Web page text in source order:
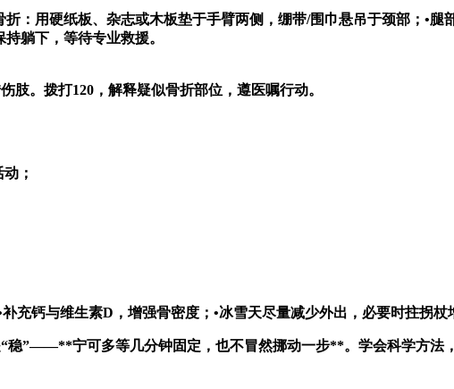
：用硬纸板、杂志或木板垫于手臂两侧，绷带/围巾悬吊于颈部；•
躺下，等待专业救援。
肢。拨打120，解释疑似骨折部位，遵医嘱行动。
；
充钙与维生素D，增强骨密度；•冰雪天尽量减少外出，必要时拄拐杖
稳”——**宁可多等几分钟固定，也不冒然挪动一步**。学会科学方法